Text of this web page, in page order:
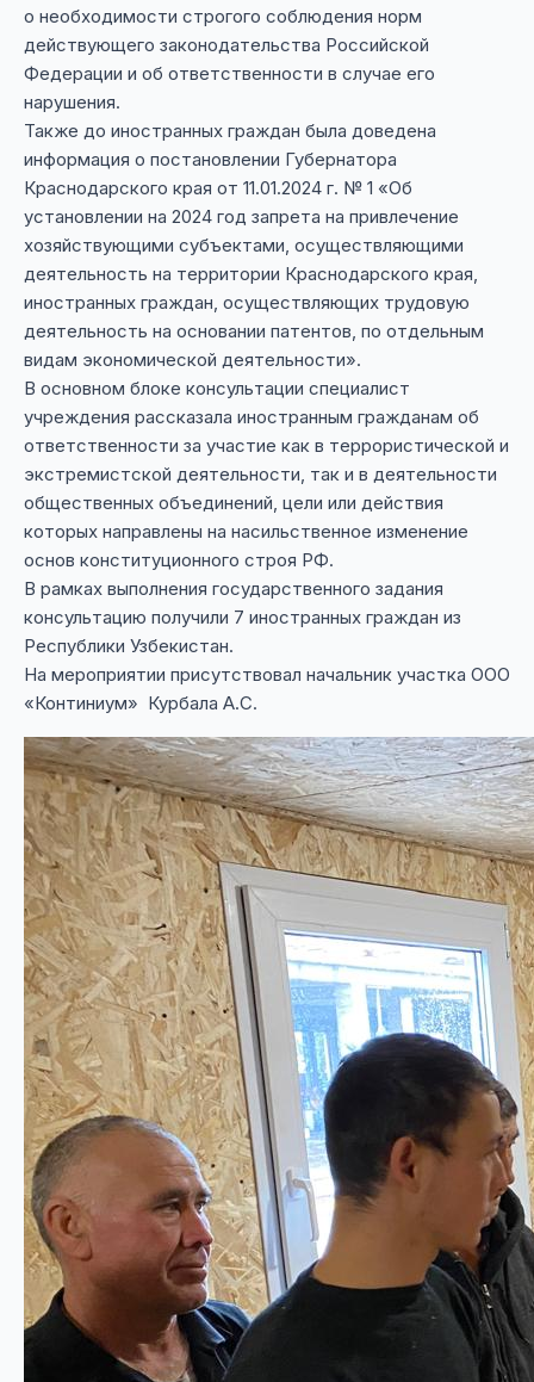
о необходимости строгого соблюдения норм
действующего законодательства Российской
Федерации и об ответственности в случае его
нарушения.
Также до иностранных граждан была доведена
информация о постановлении Губернатора
Краснодарского края от 11.01.2024 г. № 1 «Об
установлении на 2024 год запрета на привлечение
хозяйствующими субъектами, осуществляющими
деятельность на территории Краснодарского края,
иностранных граждан, осуществляющих трудовую
деятельность на основании патентов, по отдельным
видам экономической деятельности».
В основном блоке консультации специалист
учреждения рассказала иностранным гражданам об
ответственности за участие как в террористической и
экстремистской деятельности, так и в деятельности
общественных объединений, цели или действия
которых направлены на насильственное изменение
основ конституционного строя РФ.
В рамках выполнения государственного задания
консультацию получили 7 иностранных граждан из
Республики Узбекистан.
На мероприятии присутствовал начальник участка ООО
«Континиум» Курбала А.С.